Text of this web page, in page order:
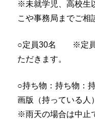
※未就学児、高校生
こや事務局までご相
○定員30名 ※定員
ただきます。
○持ち物：持ち物：
画版（持っている人）
※雨天の場合は中止